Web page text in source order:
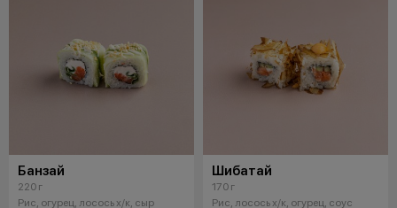
Банзай
220 г
Рис, огурец, лосось х/к, сыр
Шибатай
170 г
Рис, лосось х/к, огурец, соус